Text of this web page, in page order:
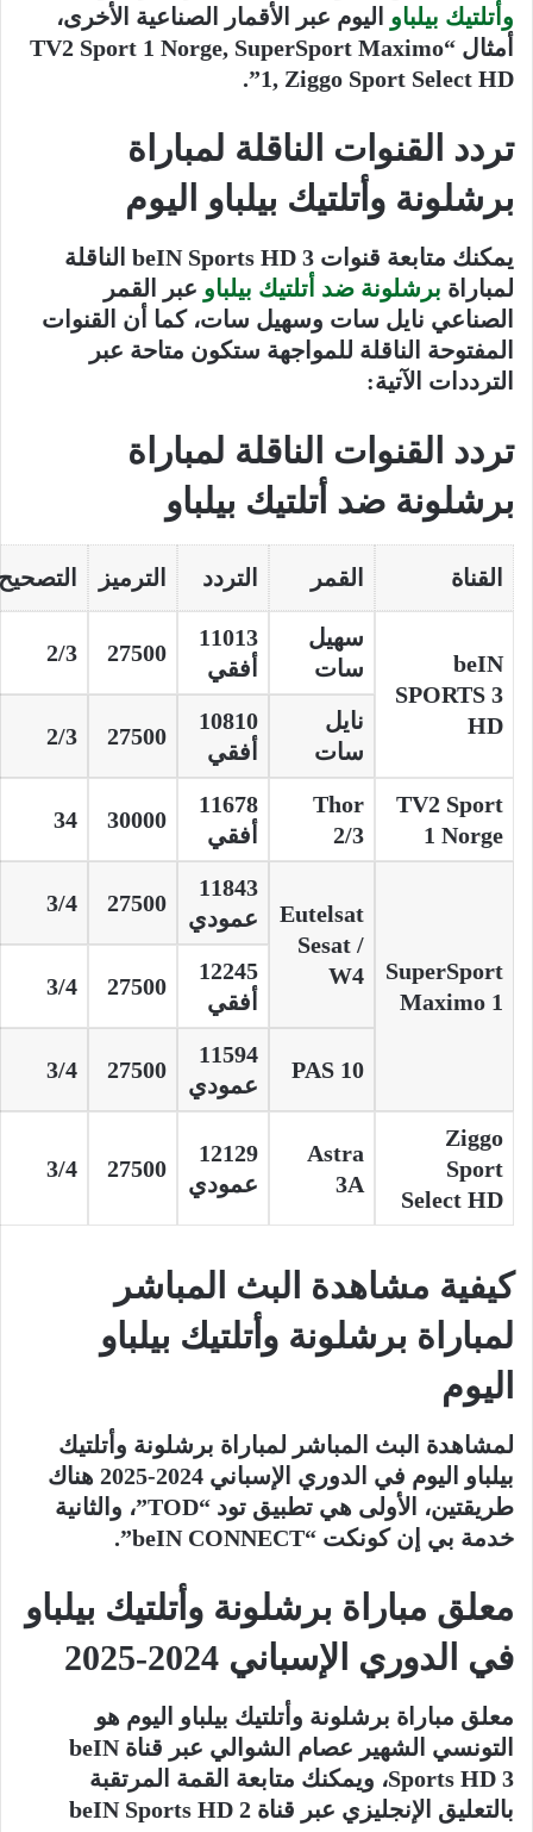
وأتلتيك بيلباو اليوم عبر الأقمار الصناعية الأخرى،
أمثال “TV2 Sport 1 Norge, SuperSport Maximo
1, Ziggo Sport Select HD”.
تردد القنوات الناقلة لمباراة
برشلونة وأتلتيك بيلباو اليوم
يمكنك متابعة قنوات beIN Sports HD 3 الناقلة
لمباراة برشلونة ضد أتلتيك بيلباو عبر القمر
الصناعي نايل سات وسهيل سات، كما أن القنوات
المفتوحة الناقلة للمواجهة ستكون متاحة عبر
الترددات الآتية:
تردد القنوات الناقلة لمباراة
برشلونة ضد أتلتيك بيلباو
القناة القمر التردد الترميز
beIN
SPORTS 3
HD
سهيل
سات
11013
أفقي
27500
2/3
نايل
سات
10810
أفقي
27500
2/3
TV2 Sport
1 Norge
Thor
2/3
11678
أفقي
30000
34
SuperSport
Maximo 1
Eutelsat
Sesat /
W4
11843
عمودي
27500
3/4
12245
أفقي
27500
3/4
PAS 10
11594
عمودي
27500
3/4
Ziggo
Sport
Select HD
Astra
3A
12129
عمودي
27500
3/4
كيفية مشاهدة البث المباشر
لمباراة برشلونة وأتلتيك بيلباو
اليوم
لمشاهدة البث المباشر لمباراة برشلونة وأتلتيك
بيلباو اليوم في الدوري الإسباني 2024-2025 هناك
طريقتين، الأولى هي تطبيق تود “TOD”، والثانية
خدمة بي إن كونكت “beIN CONNECT”.
معلق مباراة برشلونة وأتلتيك بيلباو
في الدوري الإسباني 2024-2025
معلق مباراة برشلونة وأتلتيك بيلباو اليوم هو
التونسي الشهير عصام الشوالي عبر قناة beIN
Sports HD 3، ويمكنك متابعة القمة المرتقبة
بالتعليق الإنجليزي عبر قناة beIN Sports HD 2